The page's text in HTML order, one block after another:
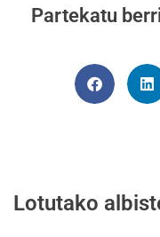
Partekatu
Lotutako